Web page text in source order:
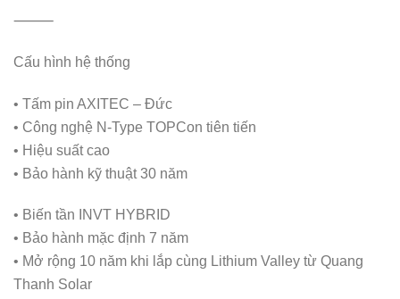
⸻
Cấu hình hệ thống
• Tấm pin AXITEC – Đức
• Công nghệ N-Type TOPCon tiên tiến
• Hiệu suất cao
• Bảo hành kỹ thuật 30 năm
• Biến tần INVT HYBRID
• Bảo hành mặc định 7 năm
• Mở rộng 10 năm khi lắp cùng Lithium Valley từ Quang
Thanh Solar